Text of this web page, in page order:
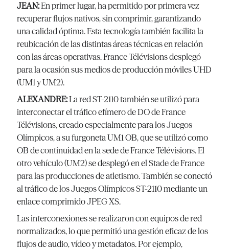
JEAN:En primer lugar, ha permitido por primera vez
recuperar flujos nativos, sin comprimir, garantizando
una calidad óptima. Esta tecnología también facilita la
reubicación de las distintas áreas técnicas en relación
con las áreas operativas. France Télévisions desplegó
para la ocasión sus medios de producción móviles UHD
(UM1 y UM2).
ALEXANDRE:La red ST-2110 también se utilizó para
interconectar el tráfico efímero de DO de France
Télévisions, creado especialmente para los Juegos
Olímpicos, a su furgoneta UM1 OB, que se utilizó como
OB de continuidad en la sede de France Télévisions. El
otro vehículo (UM2) se desplegó en el Stade de France
para las producciones de atletismo. También se conectó
al tráfico de los Juegos Olímpicos ST-2110 mediante un
enlace comprimido JPEG XS.
Las interconexiones se realizaron con equipos de red
normalizados, lo que permitió una gestión eficaz de los
flujos de audio, vídeo y metadatos. Por ejemplo,